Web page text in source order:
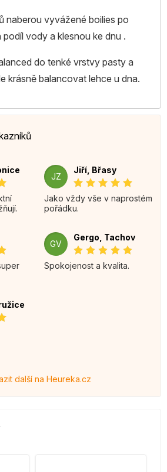
naberou vyvážené boilies po
vody a klesnou ke dnu .
do tenké vrstvy pasty a
krásně balancovat lehce u dna.
JZ
Jiří, Břasy
Jako vždy vše v naprostém
pořádku.
GV
Gergo, Tachov
Spokojenost a kvalita.
další na Heureka.cz